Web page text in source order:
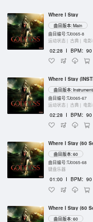
Where I Stay
曲目版本: Main
曲目编号:TJ0065-8
运动状态 | 古典 | 电影
02:28 I BPM：90
Where I Stay
曲目版本:
曲目编号:TJ0065-67
运动状态 | 古典 | 电影
02:28 I BPM：90
Where I Stay (60
曲目版本: 60
曲目编号:TJ0065-68
键盘乐器
01:00 I BPM：90
Where I Stay (60
曲目版本: 60